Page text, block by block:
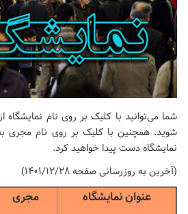
شما می‌توانید با کلیک بر روی نام نمایشگاه
شوید. همچنین با کلیک بر روی نام مجری
نمایشگاه دست پیدا خواهید کرد.
(آخرین به روزرسانی صفحه ۱۴۰۱/۱۲/28)
عنوان نمایشگاه مجری